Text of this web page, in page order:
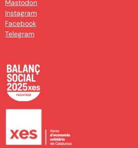
Mastodon
Instagram
Facebook
Telegram